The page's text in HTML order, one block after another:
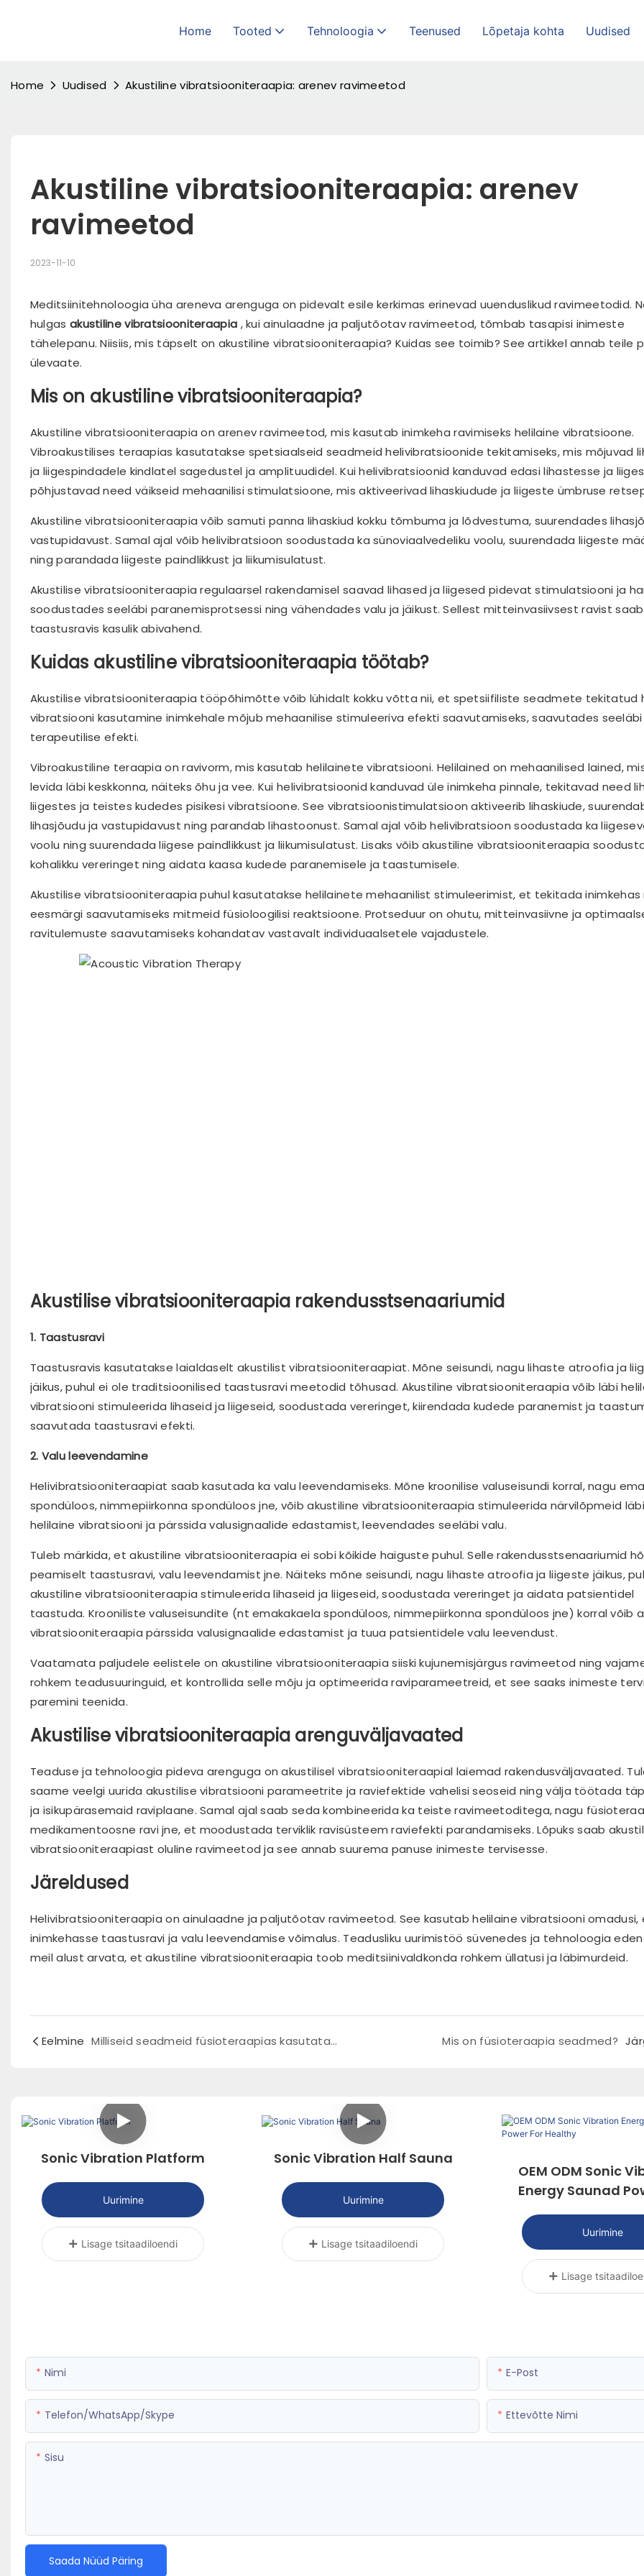
Home Tooted Tehnoloogia Teenused Lõpetaja kohta Uudised
Home Uudised Akustiline vibratsiooniteraapia: arenev ravimeetod
Akustiline vibratsiooniteraapia: arenev
ravimeetod
2023-11-10
Meditsiinitehnoloogia üha areneva arenguga on pidevalt esile kerkimas erinevad uuenduslikud ravimeetodid.
hulgas akustiline vibratsiooniteraapia , kui ainulaadne ja paljutõotav ravimeetod, tõmbab tasapisi inimeste
tähelepanu. Niisiis, mis täpselt on akustiline vibratsiooniteraapia? Kuidas see toimib? See artikkel annab teile
ülevaate.
Mis on akustiline vibratsiooniteraapia?
Akustiline vibratsiooniteraapia on arenev ravimeetod, mis kasutab inimkeha ravimiseks helilaine vibratsioone.
Vibroakustilises teraapias kasutatakse spetsiaalseid seadmeid helivibratsioonide tekitamiseks, mis mõjuvad
ja liigespindadele kindlatel sagedustel ja amplituudidel. Kui helivibratsioonid kanduvad edasi lihastesse ja
põhjustavad need väikseid mehaanilisi stimulatsioone, mis aktiveerivad lihaskiudude ja liigeste ümbruse
Akustiline vibratsiooniteraapia võib samuti panna lihaskiud kokku tõmbuma ja lõdvestuma, suurendades
vastupidavust. Samal ajal võib helivibratsioon soodustada ka sünoviaalvedeliku voolu, suurendada liigeste
ning parandada liigeste paindlikkust ja liikumisulatust.
Akustilise vibratsiooniteraapia regulaarsel rakendamisel saavad lihased ja liigesed pidevat stimulatsiooni ja
soodustades seeläbi paranemisprotsessi ning vähendades valu ja jäikust. Sellest mitteinvasiivsest ravist saab
taastusravis kasulik abivahend.
Kuidas akustiline vibratsiooniteraapia töötab?
Akustilise vibratsiooniteraapia tööpõhimõtte võib lühidalt kokku võtta nii, et spetsiifiliste seadmete tekitatud
vibratsiooni kasutamine inimkehale mõjub mehaanilise stimuleeriva efekti saavutamiseks, saavutades seeläbi
terapeutilise efekti.
Vibroakustiline teraapia on ravivorm, mis kasutab helilainete vibratsiooni. Helilained on mehaanilised lained,
levida läbi keskkonna, näiteks õhu ja vee. Kui helivibratsioonid kanduvad üle inimkeha pinnale, tekitavad need
liigestes ja teistes kudedes pisikesi vibratsioone. See vibratsioonistimulatsioon aktiveerib lihaskiude,
lihasjõudu ja vastupidavust ning parandab lihastoonust. Samal ajal võib helivibratsioon soodustada ka
voolu ning suurendada liigese paindlikkust ja liikumisulatust. Lisaks võib akustiline vibratsiooniteraapia
kohalikku vereringet ning aidata kaasa kudede paranemisele ja taastumisele.
Akustilise vibratsiooniteraapia puhul kasutatakse helilainete mehaanilist stimuleerimist, et tekitada inimkehas
eesmärgi saavutamiseks mitmeid füsioloogilisi reaktsioone. Protseduur on ohutu, mitteinvasiivne ja
ravitulemuste saavutamiseks kohandatav vastavalt individuaalsetele vajadustele.
Akustilise vibratsiooniteraapia rakendusstsenaariumid
1. Taastusravi
Taastusravis kasutatakse laialdaselt akustilist vibratsiooniteraapiat. Mõne seisundi, nagu lihaste atroofia ja
jäikus, puhul ei ole traditsioonilised taastusravi meetodid tõhusad. Akustiline vibratsiooniteraapia võib läbi
vibratsiooni stimuleerida lihaseid ja liigeseid, soodustada vereringet, kiirendada kudede paranemist ja
saavutada taastusravi efekti.
2. Valu leevendamine
Helivibratsiooniteraapiat saab kasutada ka valu leevendamiseks. Mõne kroonilise valuseisundi korral, nagu
spondüloos, nimmepiirkonna spondüloos jne, võib akustiline vibratsiooniteraapia stimuleerida närvilõpmeid läbi
helilaine vibratsiooni ja pärssida valusignaalide edastamist, leevendades seeläbi valu.
Tuleb märkida, et akustiline vibratsiooniteraapia ei sobi kõikide haiguste puhul. Selle rakendusstsenaariumid
peamiselt taastusravi, valu leevendamist jne. Näiteks mõne seisundi, nagu lihaste atroofia ja liigeste jäikus,
akustiline vibratsiooniteraapia stimuleerida lihaseid ja liigeseid, soodustada vereringet ja aidata patsientidel
taastuda. Krooniliste valuseisundite (nt emakakaela spondüloos, nimmepiirkonna spondüloos jne) korral võib
vibratsiooniteraapia pärssida valusignaalide edastamist ja tuua patsientidele valu leevendust.
Vaatamata paljudele eelistele on akustiline vibratsiooniteraapia siiski kujunemisjärgus ravimeetod ning
rohkem teadusuuringuid, et kontrollida selle mõju ja optimeerida raviparameetreid, et see saaks inimeste
paremini teenida.
Akustilise vibratsiooniteraapia arenguväljavaated
Teaduse ja tehnoloogia pideva arenguga on akustilisel vibratsiooniteraapial laiemad rakendusväljavaated.
saame veelgi uurida akustilise vibratsiooni parameetrite ja raviefektide vahelisi seoseid ning välja töötada
ja isikupärasemaid raviplaane. Samal ajal saab seda kombineerida ka teiste ravimeetoditega, nagu
medikamentoosne ravi jne, et moodustada terviklik ravisüsteem raviefekti parandamiseks. Lõpuks saab
vibratsiooniteraapiast oluline ravimeetod ja see annab suurema panuse inimeste tervisesse.
Järeldused
Helivibratsiooniteraapia on ainulaadne ja paljutõotav ravimeetod. See kasutab helilaine vibratsiooni omadusi,
inimkehasse taastusravi ja valu leevendamise võimalus. Teadusliku uurimistöö süvenedes ja tehnoloogia
meil alust arvata, et akustiline vibratsiooniteraapia toob meditsiinivaldkonda rohkem üllatusi ja läbimurdeid.
Eelmine Milliseid seadmeid füsioteraapias kasutatakse? Mis on füsioteraapia seadmed?
Sonic Vibration Platform
Uurimine
Lisage tsitaadiloendi
Sonic Vibration Half Sauna
Uurimine
Lisage tsitaadiloendi
OEM ODM Sonic
Energy Saunad
Uurimine
Lisage
Nimi E-Post
Telefon/WhatsApp/Skype Ettevõtte Nimi
Sisu
Saada Nüüd Päring